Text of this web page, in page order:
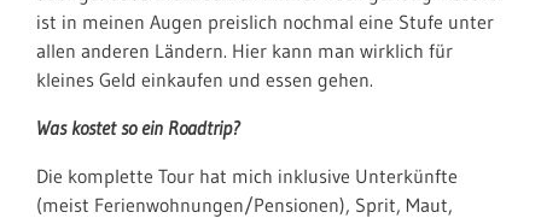
ist in meinen Augen preislich nochmal eine Stufe unter
allen anderen Ländern. Hier kann man wirklich für
kleines Geld einkaufen und essen gehen.
Was kostet so ein Roadtrip?
Die komplette Tour hat mich inklusive Unterkünfte
(meist Ferienwohnungen/Pensionen), Sprit, Maut,